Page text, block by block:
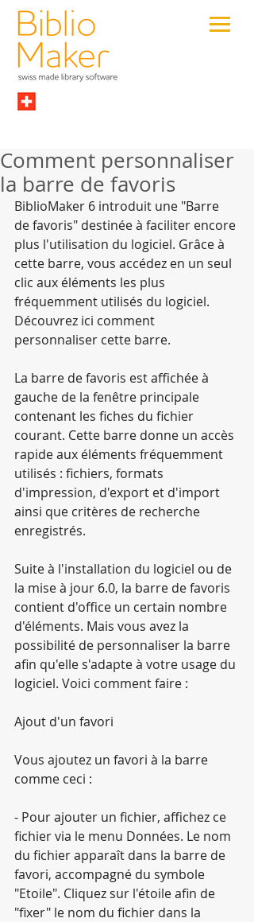
Comment personnaliser
la barre de favoris
BiblioMaker 6 introduit une "Barre
de favoris" destinée à faciliter encore
plus l'utilisation du logiciel. Grâce à
cette barre, vous accédez en un seul
clic aux éléments les plus
fréquemment utilisés du logiciel.
Découvrez ici comment
personnaliser cette barre.
La barre de favoris est affichée à
gauche de la fenêtre principale
contenant les fiches du fichier
courant. Cette barre donne un accès
rapide aux éléments fréquemment
utilisés : fichiers, formats
d'impression, d'export et d'import
ainsi que critères de recherche
enregistrés.
Suite à l'installation du logiciel ou de
la mise à jour 6.0, la barre de favoris
contient d'office un certain nombre
d'éléments. Mais vous avez la
possibilité de personnaliser la barre
afin qu'elle s'adapte à votre usage du
logiciel. Voici comment faire :
Ajout d'un favori
Vous ajoutez un favori à la barre
comme ceci :
- Pour ajouter un fichier, affichez ce
fichier via le menu Données. Le nom
du fichier apparaît dans la barre de
favori, accompagné du symbole
"Etoile". Cliquez sur l'étoile afin de
"fixer" le nom du fichier dans la